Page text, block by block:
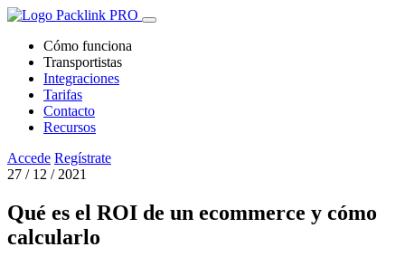
Cómo funciona
Transportistas
Integraciones
Tarifas
Contacto
Recursos
Accede Regístrate
27 / 12 / 2021
Qué es el ROI de un ecommerce y cómo
calcularlo